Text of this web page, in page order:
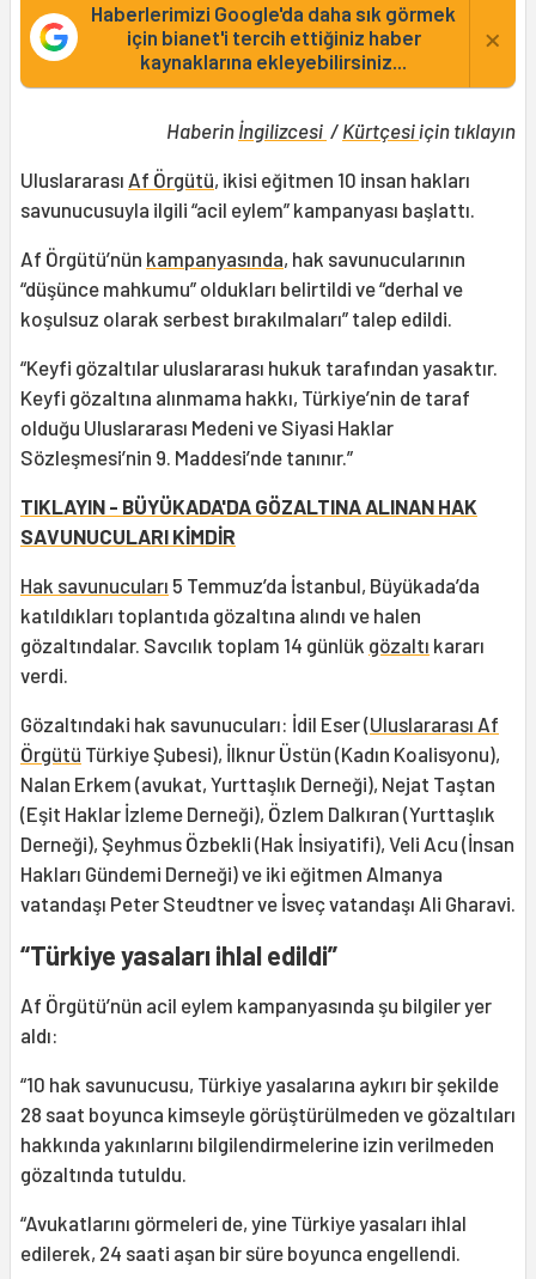
Haberlerimizi Google'da daha sık görmek
için bianet'i tercih ettiğiniz haber
kaynaklarına ekleyebilirsiniz...
×
Haberin İngilizcesi / Kürtçesiiçin tıklayın
Uluslararası Af Örgütü, ikisi eğitmen 10 insan hakları
savunucusuyla ilgili “acil eylem” kampanyası başlattı.
Af Örgütü’nün kampanyasında, hak savunucularının
“düşünce mahkumu” oldukları belirtildi ve “derhal ve
koşulsuz olarak serbest bırakılmaları” talep edildi.
“Keyfi gözaltılar uluslararası hukuk tarafından yasaktır.
Keyfi gözaltına alınmama hakkı, Türkiye’nin de taraf
olduğu Uluslararası Medeni ve Siyasi Haklar
Sözleşmesi’nin 9. Maddesi’nde tanınır.”
TIKLAYIN - BÜYÜKADA'DA GÖZALTINA ALINAN HAK
SAVUNUCULARI KİMDİR
Hak savunucuları 5 Temmuz’da İstanbul, Büyükada’da
katıldıkları toplantıda gözaltına alındı ve halen
gözaltındalar. Savcılık toplam 14 günlük gözaltı kararı
verdi.
Gözaltındaki hak savunucuları: İdil Eser (Uluslararası Af
Örgütü Türkiye Şubesi), İlknur Üstün (Kadın Koalisyonu),
Nalan Erkem (avukat, Yurttaşlık Derneği), Nejat Taştan
(Eşit Haklar İzleme Derneği), Özlem Dalkıran (Yurttaşlık
Derneği), Şeyhmus Özbekli (Hak İnsiyatifi), Veli Acu (İnsan
Hakları Gündemi Derneği) ve iki eğitmen Almanya
vatandaşı Peter Steudtner ve İsveç vatandaşı Ali Gharavi.
“Türkiye yasaları ihlal edildi”
Af Örgütü’nün acil eylem kampanyasında şu bilgiler yer
aldı:
“10 hak savunucusu, Türkiye yasalarına aykırı bir şekilde
28 saat boyunca kimseyle görüştürülmeden ve gözaltıları
hakkında yakınlarını bilgilendirmelerine izin verilmeden
gözaltında tutuldu.
“Avukatlarını görmeleri de, yine Türkiye yasaları ihlal
edilerek, 24 saati aşan bir süre boyunca engellendi.